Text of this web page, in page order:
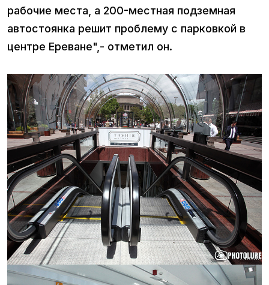
рабочие места, а 200-местная подземная
автостоянка решит проблему с парковкой в
центре Ереване",- отметил он.